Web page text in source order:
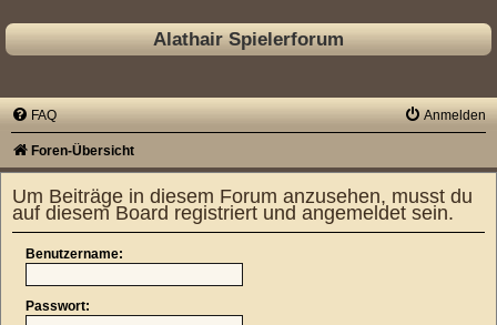
Alathair Spielerforum
FAQ Anmelden
Foren-Übersicht
Um Beiträge in diesem Forum anzusehen, musst du
auf diesem Board registriert und angemeldet sein.
Benutzername:
Passwort: